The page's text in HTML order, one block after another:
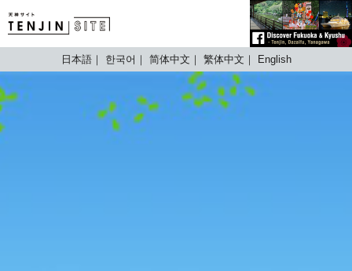
TENJIN SITE
日本語 한국어 简体中文 繁体中文 English